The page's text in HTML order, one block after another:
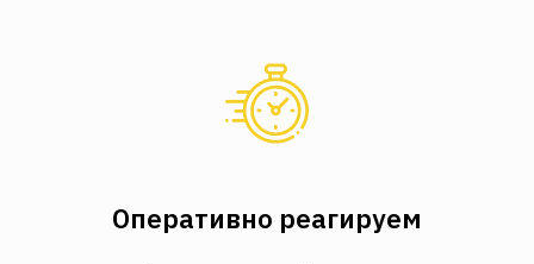
Оперативно реагируем